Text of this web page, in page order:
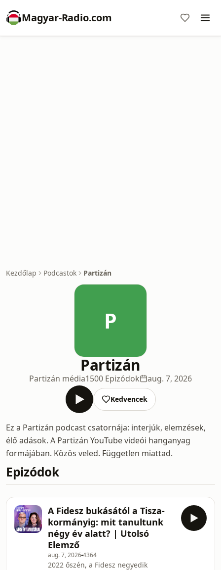
Magyar-Radio.com
Kezdőlap Podcastok Partizán
P
Partizán
Partizán média1500 Epizódok aug. 7, 2026
Kedvencek
Ez a Partizán podcast csatornája: interjúk, elemzések,
élő adások. A Partizán YouTube videói hanganyag
formájában. Közös veled. Független miattad.
Epizódok
A Fidesz bukásától a Tisza-
kormányig: mit tanultunk
négy év alatt? | Utolsó
Elemző
aug. 7, 20264364
2022 őszén, a Fidesz negyedik